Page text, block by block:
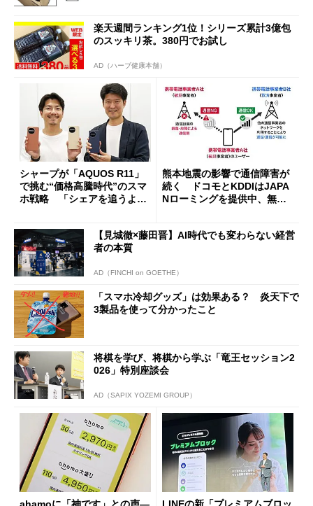
楽天週間ランキング1位！シリーズ累計3億包
のスッキリ茶。380円でお試し
AD（ハーブ健康本舗）
シャープが「AQUOS R11」
で挑む“価格高騰時代”のスマ
ホ戦略 「シェアを追うより
熊本地震の影響で通信障害が
続く ドコモとKDDIはJAPA
Nローミングを提供中、無料
【見城徹×藤田晋】AI時代でも変わらない経営
者の本質
AD（FINCHI on GOETHE）
「スマホ冷却グッズ」は効果ある？ 炎天下で
3製品を使って分かったこと
将棋を学び、将棋から学ぶ「竜王セッション2
026」特別座談会
AD（SAPIX YOZEMI GROUP）
ahamoに「神です」との声― LINEの新「プレミアムブロッ